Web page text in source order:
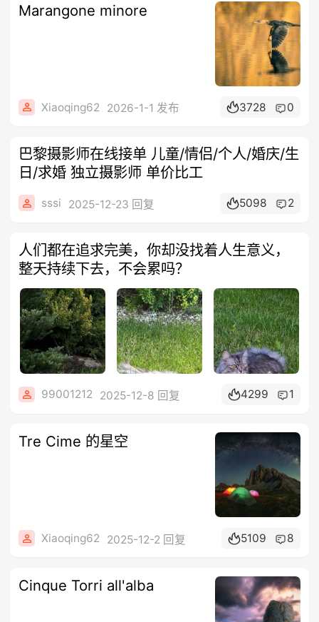
Marangone minore
Xiaoqing62 2026-1-1 发布 3728 0
巴黎摄影师在线接单 儿童/情侣/个人/婚庆/生
日/求婚 独立摄影师 单价比工
sssi 2025-12-23 回复 5098 2
人们都在追求完美，你却没找着人生意义，
整天持续下去，不会累吗？
99001212 2025-12-8 回复 4299 1
Tre Cime 的星空
Xiaoqing62 2025-12-2 回复 5109 8
Cinque Torri all'alba